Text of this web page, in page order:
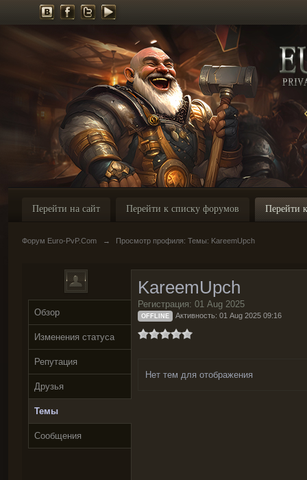
Перейти на сайт Перейти к списку форумов Перейти
Форум Euro-PvP.Com → Просмотр профиля: Темы: KareemUpch
Обзор
Изменения статуса
Репутация
Друзья
Темы
Сообщения
KareemUpch
Регистрация: 01 Aug 2025
OFFLINE Активность: 01 Aug 2025 09:16
Нет тем для отображения